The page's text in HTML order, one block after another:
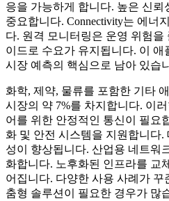
응을 가능하게 합니다. 높은 신
중요합니다. Connectivity는 에너
다. 원격 모니터링은 운영 위험을
이드로 수요가 유지됩니다. 이 애
시장 예측의 핵심으로 남아 있습
화학, 제약, 물류를 포함한 기타
시장의 약 7%를 차지합니다. 이
어를 위한 안정적인 통신이 필요
화 및 안전 시스템을 지원합니다.
성이 향상됩니다. 산업용 네트워
화합니다. 노후화된 인프라를 교
어집니다. 다양한 사용 사례가
춤형 솔루션이 필요한 경우가 많